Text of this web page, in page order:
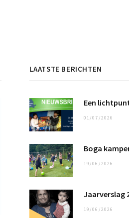
LAATSTE BERICHTEN
01/07/2026
19/06/2026
Jaarverslag
19/06/2026